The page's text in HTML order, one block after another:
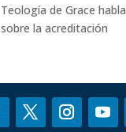
Teología de Grace habla
sobrela acreditación